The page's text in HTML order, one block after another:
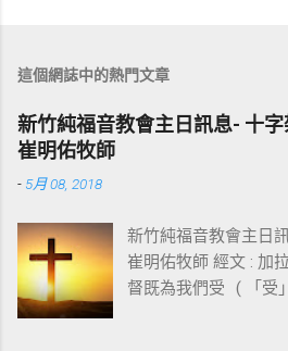
這個網誌中的熱門文章
新竹純福音教會主日訊息- 十
崔明佑牧師
- 5月 08, 2018
新竹純福音教會主日
崔明佑牧師 經文 : 加
督既為我們受 ( 「受
著：「凡掛在木頭